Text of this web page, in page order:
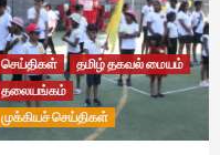
செய்திகள்
தமிழ் தகவல் மையம்
தலையங்கம்
முக்கியச் செய்திகள்